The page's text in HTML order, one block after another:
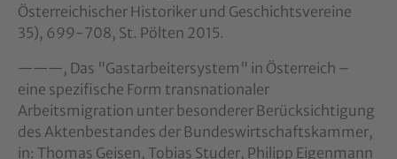
Österreichischer Historiker und Geschichtsvereine
35), 699-708, St. Pölten 2015.
———, Das "Gastarbeitersystem" in Österreich –
eine spezifische Form transnationaler
Arbeitsmigration unter besonderer Berücksichtigung
des Aktenbestandes der Bundeswirtschaftskammer,
in: Thomas Geisen, Tobias Studer, Philipp Eigenmann